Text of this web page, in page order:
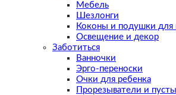
Мебель
Шезлонги
Коконы и подушки для
Освещение и декор
Заботиться
Ванночки
Эрго-переноски
Очки для ребенка
Прорезыватели и